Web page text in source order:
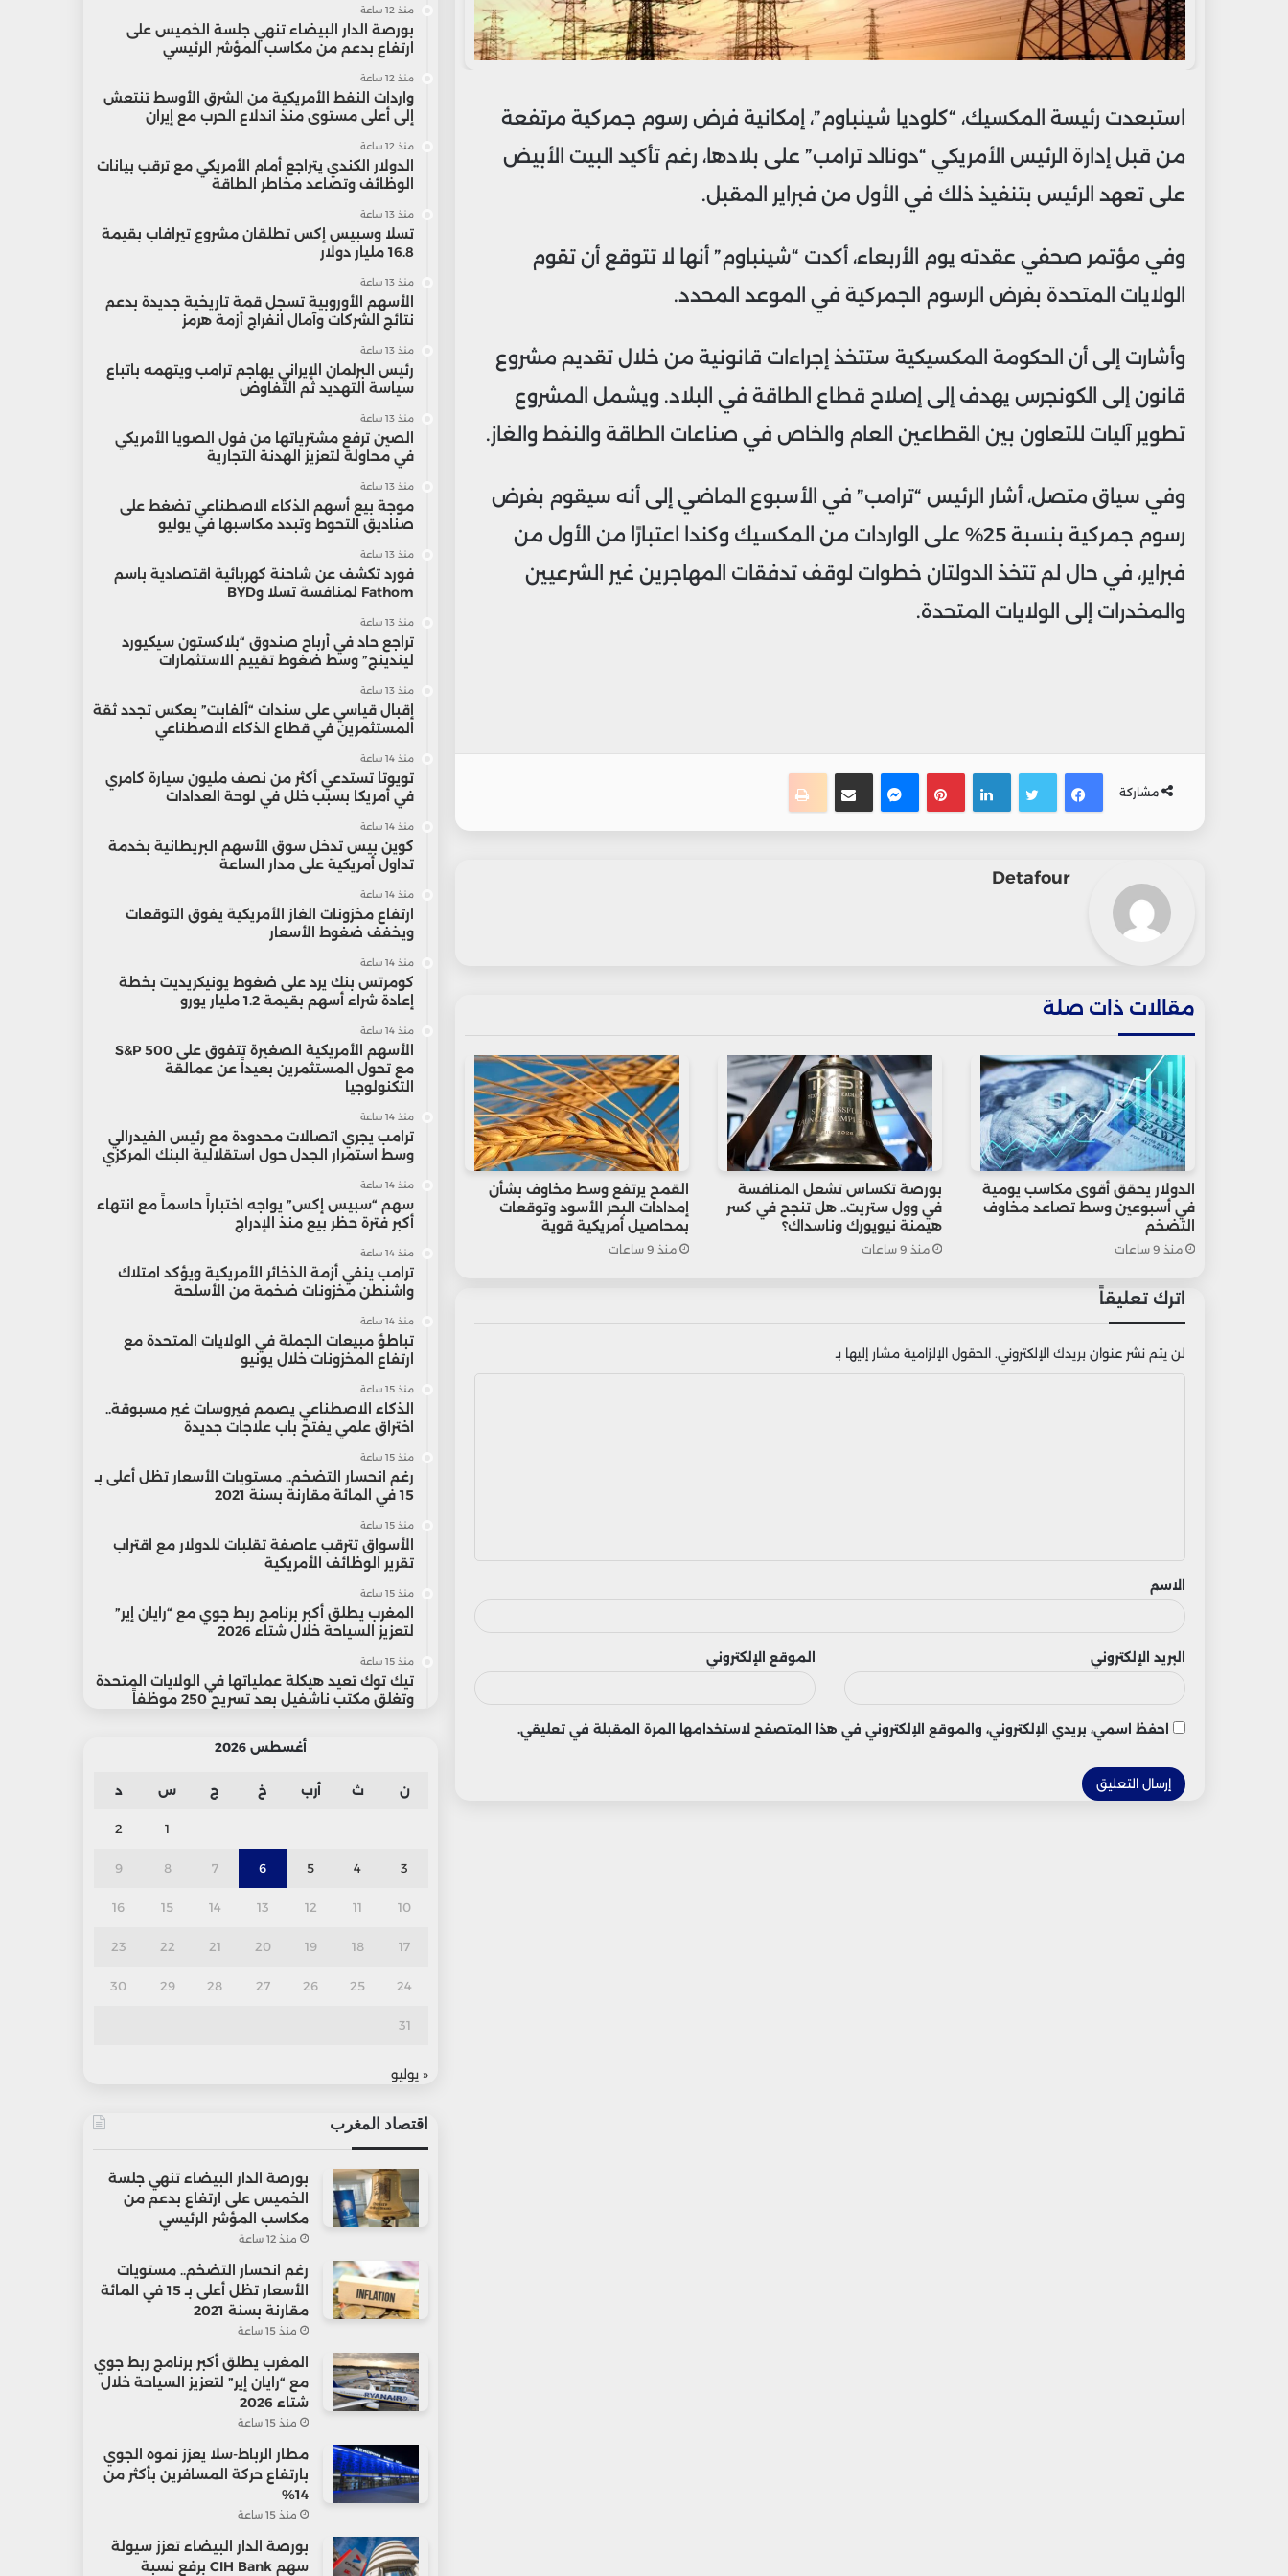
استبعدت رئيسة المكسيك، “كلوديا شينباوم”، إمكانية فرض رسوم جمركية مرتفعة
من قبل إدارة الرئيس الأمريكي “دونالد ترامب” على بلادها، رغم تأكيد البيت الأبيض
على تعهد الرئيس بتنفيذ ذلك في الأول من فبراير المقبل.
وفي مؤتمر صحفي عقدته يوم الأربعاء، أكدت “شينباوم” أنها لا تتوقع أن تقوم
الولايات المتحدة بفرض الرسوم الجمركية في الموعد المحدد.
وأشارت إلى أن الحكومة المكسيكية ستتخذ إجراءات قانونية من خلال تقديم مشروع
قانون إلى الكونجرس يهدف إلى إصلاح قطاع الطاقة في البلاد. ويشمل المشروع
تطوير آليات للتعاون بين القطاعين العام والخاص في صناعات الطاقة والنفط والغاز.
وفي سياق متصل، أشار الرئيس “ترامب” في الأسبوع الماضي إلى أنه سيقوم بفرض
رسوم جمركية بنسبة 25% على الواردات من المكسيك وكندا اعتبارًا من الأول من
فبراير، في حال لم تتخذ الدولتان خطوات لوقف تدفقات المهاجرين غير الشرعيين
والمخدرات إلى الولايات المتحدة.
مشاركة
فيسبوك
تويتر لينكدإنبينتيريست
ماسنجرمشاركة عبر البريدطباعة
Detafour
مقالات ذات صلة
الدولار يحقق أقوى مكاسب يومية
في أسبوعين وسط تصاعد مخاوف
التضخم
منذ 9 ساعات
بورصة تكساس تشعل المنافسة
في وول ستريت.. هل تنجح في كسر
هيمنة نيويورك وناسداك؟
منذ 9 ساعات
القمح يرتفع وسط مخاوف بشأن
إمدادات البحر الأسود وتوقعات
بمحاصيل أمريكية قوية
منذ 9 ساعات
اترك تعليقاً
لن يتم نشر عنوان بريدك الإلكتروني. الحقول الإلزامية مشار إليها بـ
ق
الاسم
البريد الإلكتروني الموقع الإلكتروني
احفظ اسمي، بريدي الإلكتروني، والموقع الإلكتروني في هذا المتصفح لاستخدامها المرة المقبلة في تعليقي.
منذ 12 ساعة
بورصة الدار البيضاء تنهي جلسة الخميس على
ارتفاع بدعم من مكاسب المؤشر الرئيسي
منذ 12 ساعة
واردات النفط الأمريكية من الشرق الأوسط تنتعش
إلى أعلى مستوى منذ اندلاع الحرب مع إيران
منذ 12 ساعة
الدولار الكندي يتراجع أمام الأمريكي مع ترقب بيانات
الوظائف وتصاعد مخاطر الطاقة
منذ 13 ساعة
تسلا وسبيس إكس تطلقان مشروع تيرافاب بقيمة
16.8 مليار دولار
منذ 13 ساعة
الأسهم الأوروبية تسجل قمة تاريخية جديدة بدعم
نتائج الشركات وآمال انفراج أزمة هرمز
منذ 13 ساعة
رئيس البرلمان الإيراني يهاجم ترامب ويتهمه باتباع
سياسة التهديد ثم التفاوض
منذ 13 ساعة
الصين ترفع مشترياتها من فول الصويا الأمريكي
في محاولة لتعزيز الهدنة التجارية
منذ 13 ساعة
موجة بيع أسهم الذكاء الاصطناعي تضغط على
صناديق التحوط وتبدد مكاسبها في يوليو
منذ 13 ساعة
فورد تكشف عن شاحنة كهربائية اقتصادية باسم
Fathom لمنافسة تسلا وBYD
منذ 13 ساعة
تراجع حاد في أرباح صندوق “بلاكستون سيكيورد
ليندينج” وسط ضغوط تقييم الاستثمارات
منذ 13 ساعة
إقبال قياسي على سندات “ألفابت” يعكس تجدد ثقة
المستثمرين في قطاع الذكاء الاصطناعي
منذ 14 ساعة
تويوتا تستدعي أكثر من نصف مليون سيارة كامري
في أمريكا بسبب خلل في لوحة العدادات
منذ 14 ساعة
كوين بيس تدخل سوق الأسهم البريطانية بخدمة
تداول أمريكية على مدار الساعة
منذ 14 ساعة
ارتفاع مخزونات الغاز الأمريكية يفوق التوقعات
ويخفف ضغوط الأسعار
منذ 14 ساعة
كومرتس بنك يرد على ضغوط يونيكريديت بخطة
إعادة شراء أسهم بقيمة 1.2 مليار يورو
منذ 14 ساعة
الأسهم الأمريكية الصغيرة تتفوق على S&P 500
مع تحول المستثمرين بعيداً عن عمالقة
التكنولوجيا
منذ 14 ساعة
ترامب يجري اتصالات محدودة مع رئيس الفيدرالي
وسط استمرار الجدل حول استقلالية البنك المركزي
منذ 14 ساعة
سهم “سبيس إكس” يواجه اختباراً حاسماً مع انتهاء
أكبر فترة حظر بيع منذ الإدراج
منذ 14 ساعة
ترامب ينفي أزمة الذخائر الأمريكية ويؤكد امتلاك
واشنطن مخزونات ضخمة من الأسلحة
منذ 14 ساعة
تباطؤ مبيعات الجملة في الولايات المتحدة مع
ارتفاع المخزونات خلال يونيو
منذ 15 ساعة
الذكاء الاصطناعي يصمم فيروسات غير مسبوقة..
اختراق علمي يفتح باب علاجات جديدة
منذ 15 ساعة
رغم انحسار التضخم.. مستويات الأسعار تظل أعلى بـ
15 في المائة مقارنة بسنة 2021
منذ 15 ساعة
الأسواق تترقب عاصفة تقلبات للدولار مع اقتراب
تقرير الوظائف الأمريكية
منذ 15 ساعة
المغرب يطلق أكبر برنامج ربط جوي مع “رايان إير”
لتعزيز السياحة خلال شتاء 2026
منذ 15 ساعة
تيك توك تعيد هيكلة عملياتها في الولايات المتحدة
وتغلق مكتب ناشفيل بعد تسريح 250 موظفاً
أغسطس 2026
ن ث أرب خ ج س د
1
2
3
4
5
6
7
8
9
10
11
12
13
14
15
16
17
18
19
20
21
22
23
24
25
26
27
28
29
30
31
« يوليو
اقتصاد المغرب
بورصة الدار البيضاء تنهي جلسة
الخميس على ارتفاع بدعم من
مكاسب المؤشر الرئيسي
منذ 12 ساعة
رغم انحسار التضخم.. مستويات
الأسعار تظل أعلى بـ 15 في المائة
مقارنة بسنة 2021
منذ 15 ساعة
المغرب يطلق أكبر برنامج ربط جوي
مع “رايان إير” لتعزيز السياحة خلال
شتاء 2026
منذ 15 ساعة
مطار الرباط-سلا يعزز نموه الجوي
بارتفاع حركة المسافرين بأكثر من
14%
منذ 15 ساعة
بورصة الدار البيضاء تعزز سيولة
سهم CIH Bank برفع نسبة